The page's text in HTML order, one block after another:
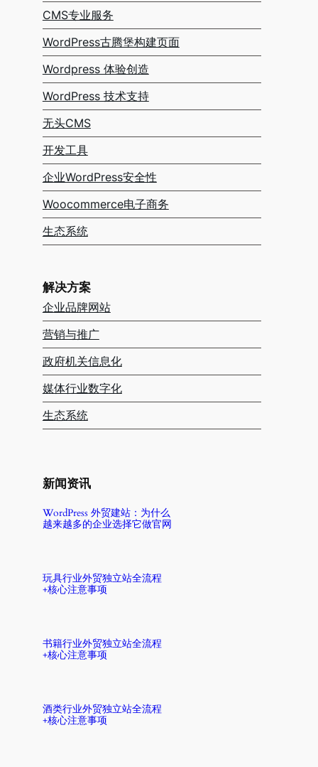
CMS专业服务
WordPress古腾堡构建页面
Wordpress 体验创造
WordPress 技术支持
无头CMS
开发工具
企业WordPress安全性
Woocommerce电子商务
生态系统
解决方案
企业品牌网站
营销与推广
政府机关信息化
媒体行业数字化
生态系统
新闻资讯
WordPress 外贸建站：为什么
越来越多的企业选择它做官网
玩具行业外贸独立站全流程
+核心注意事项
书籍行业外贸独立站全流程
+核心注意事项
酒类行业外贸独立站全流程
+核心注意事项